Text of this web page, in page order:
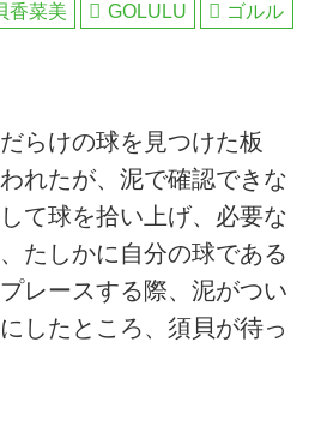
香菜美 GOLULU
ゴルル
らけの球を見つけた板
れたが、泥で確認できな
て球を拾い上げ、必要な
たしかに自分の球である
レースする際、泥がつい
したところ、須貝が待っ